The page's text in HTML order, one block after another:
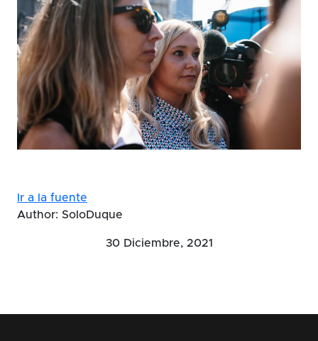
Ir a la fuente
Author: SoloDuque
30 Diciembre, 2021